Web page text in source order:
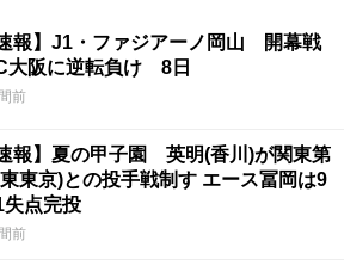
速報】J1・ファジアーノ岡山 開幕戦
大阪に逆転負け 8日
前
速報】夏の甲子園 英明(香川)が関東第
東京)との投手戦制す エース冨岡は9
失点完投
前